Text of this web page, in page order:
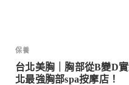
保養
台北美胸｜胸部從B變D
北最強胸部spa按摩店！